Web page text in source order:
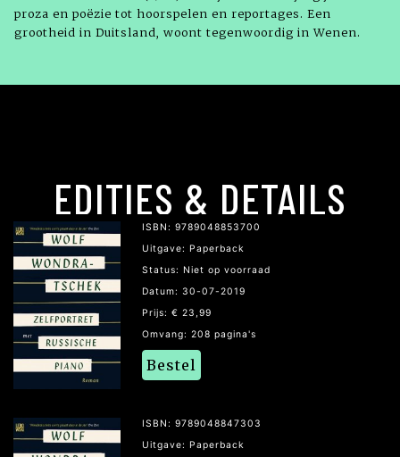
proza en poëzie tot hoorspelen en reportages. Een
grootheid in Duitsland, woont tegenwoordig in Wenen.
EDITIES & DETAILS
ISBN: 9789048853700
Uitgave: Paperback
Status: Niet op voorraad
Datum: 30-07-2019
Prijs: € 23,99
Omvang: 208 pagina's
Bestel
ISBN: 9789048847303
Uitgave: Paperback